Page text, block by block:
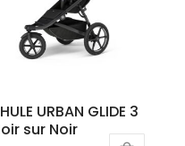
URBAN GLIDE 3
sur Noir